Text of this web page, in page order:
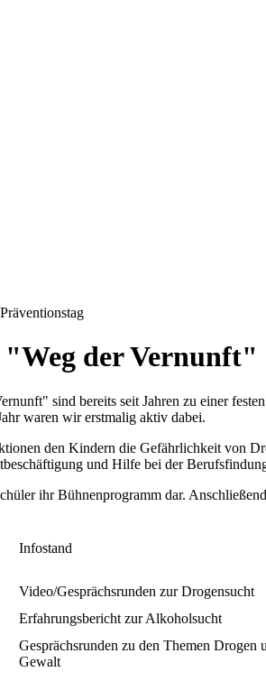
Präventionstag
der Vernunft"
sind bereits seit Jahren zu einer
waren wir erstmalig aktiv dabei.
den Kindern die Gefährlichkeit von
und Hilfe bei der
ihr Bühnenprogramm dar.
Infostand
Video/Gesprächsrunden zur Drogensucht
Erfahrungsbericht zur Alkoholsucht
Gesprächsrunden zu den Themen Drogen
Gewalt